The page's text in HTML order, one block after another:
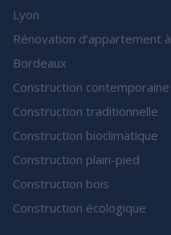
Lyon
Rénovation d’appartement à
Bordeaux
Construction contemporaine
Construction traditionnelle
Construction bioclimatique
Construction plain-pied
Construction bois
Construction écologique